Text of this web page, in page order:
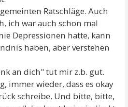
Ratschläge. Auch
ich war auch schon mal
Depressionen hatte, kann
haben, aber verstehen
an dich" tut mir z.b. gut.
immer wieder, dass es okay
schreibe. Und bitte, bitte,